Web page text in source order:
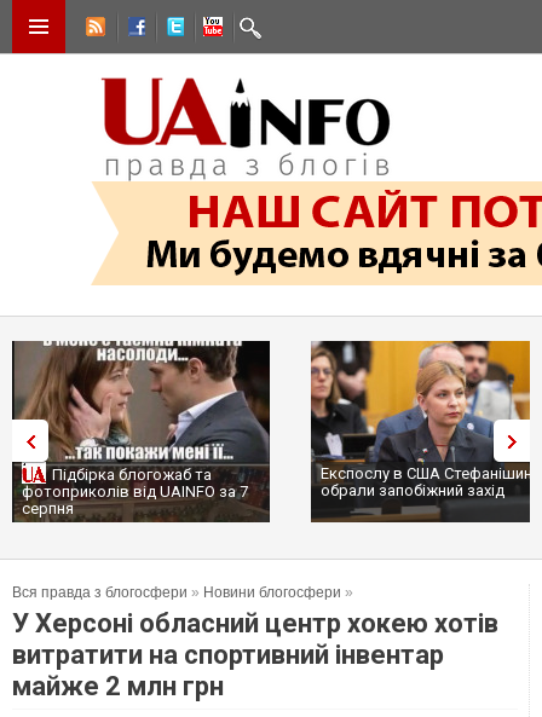
Підбірка блогожаб та
фотоприколів від UAINFO за 7
серпня
Експослу в США
обрали запобіжний захід
Вся правда з блогосфери » Новини блогосфери »
У Херсоні обласний центр хокею хотів
витратити на спортивний інвентар
майже 2 млн грн